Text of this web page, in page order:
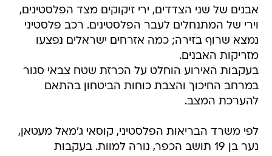
אבנים של שני הצדדים, ירי זיקוקים מצד הפלסטינים,
וירי של המתנחלים לעבר הפלסטינים. רכב פלסטיני
נמצא שרוף בזירה; כמה אזרחים ישראלים נפצעו
מזריקות האבנים.
בעקבות האירוע הוחלט על הכרזת שטח צבאי סגור
במרחב החיכוך והצבת כוחות הביטחון בהתאם
להערכת המצב.
לפי משרד הבריאות הפלסטיני, קוסאי ג'מאל מעטאן,
נער בן 19 תושב הכפר, נורה למוות. בעקבות